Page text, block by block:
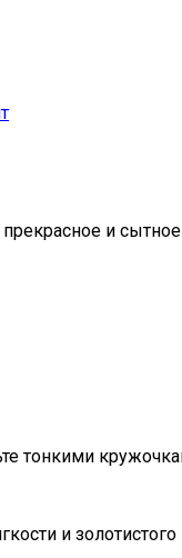
и
тонкими
и золотистого